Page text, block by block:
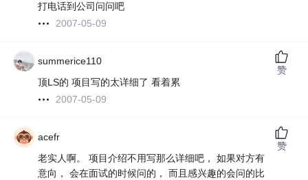
打电话到公司问问吧
2007-05-09
summerice110
顶LS的 项目写的太详细了 看着累
2007-05-09
赞
acefr
老实人啊。 项目介绍不用写那么详细吧， 如果对方有
意向， 会在面试的时候问的， 而且感兴趣的会问的比
赞